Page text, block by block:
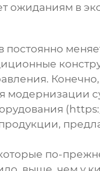
ожиданиям в
постоянно
Конечно,
по-